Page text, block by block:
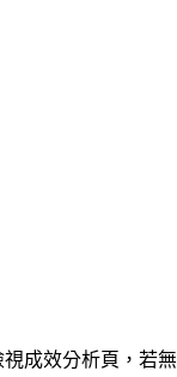
視成效分析頁，若無